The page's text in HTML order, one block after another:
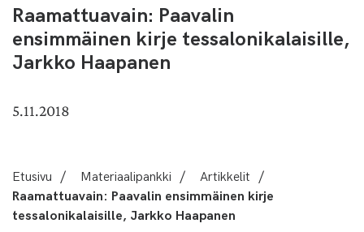
Raamattuavain: Paavalin
ensimmäinen kirje tessalonikalaisille,
Jarkko Haapanen
5.11.2018
Etusivu / Materiaalipankki / Artikkelit /
Raamattuavain: Paavalin ensimmäinen kirje
tessalonikalaisille, Jarkko Haapanen